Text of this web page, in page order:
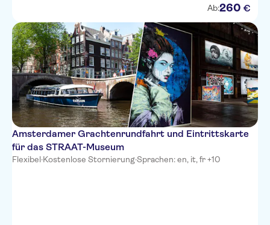
Ab:260 €
Amsterdamer Grachtenrundfahrt und Eintrittskarte
für das STRAAT-Museum
Flexibel·Kostenlose Stornierung·Sprachen: en, it, fr +10